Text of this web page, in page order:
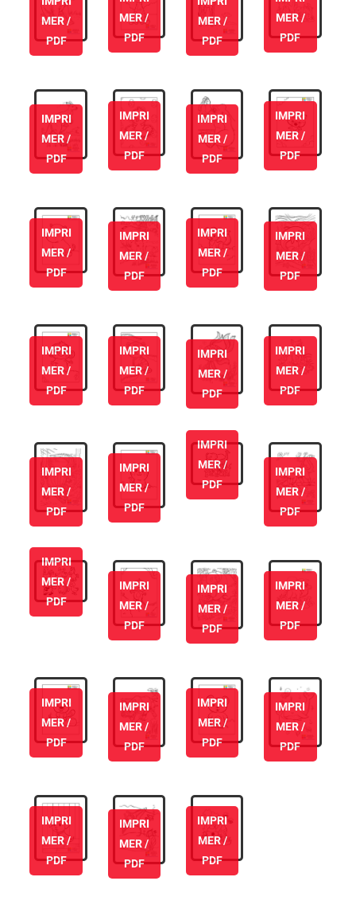
MER /
PDF
MER /
PDF
MER /
PDF
MER /
PDF
IMPRI
MER /
PDF
IMPRI
MER /
PDF
IMPRI
MER /
PDF
IMPRI
MER /
PDF
IMPRI
MER /
PDF
IMPRI
MER /
PDF
IMPRI
MER /
PDF
IMPRI
MER /
PDF
IMPRI
MER /
PDF
IMPRI
MER /
PDF
IMPRI
MER /
PDF
IMPRI
MER /
PDF
IMPRI
MER /
PDF
IMPRI
MER /
PDF
IMPRI
MER /
PDF
IMPRI
MER /
PDF
IMPRI
MER /
PDF
IMPRI
MER /
PDF
IMPRI
MER /
PDF
IMPRI
MER /
PDF
IMPRI
MER /
PDF
IMPRI
MER /
PDF
IMPRI
MER /
PDF
IMPRI
MER /
PDF
IMPRI
MER /
PDF
IMPRI
MER /
PDF
IMPRI
MER /
PDF